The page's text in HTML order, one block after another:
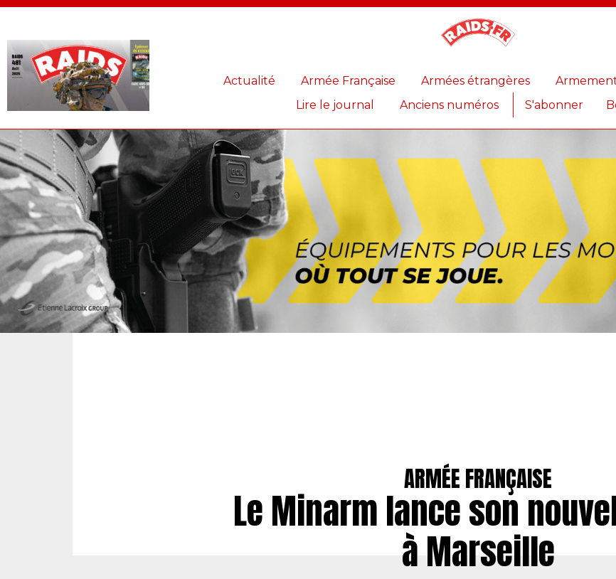
Actualité Armée Française Armées étrangères
Lire le journal
Anciens numéros S'abonner
ARMÉE FRANÇAISE
Le Minarm lance son
à Marseille
Panneau de gestion des cookies